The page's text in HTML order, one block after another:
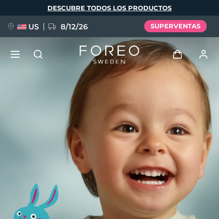
DESCUBRE TODOS LOS PRODUCTOS
US 8/12/26 SUPERVENTAS
Iniciar sesión
Perfil de usuario
Mis dispositivos
Mis pedidos
Mis direcciones
Mis suscripciones
FAQ™ Pure Beauty-Tech Elixir
BREAKING NEWS
issa™ Teeth Whitening Set
Deutsch
Español
Italiano
Português
Svenska
Русский
Türkçe
简体中文 繁體中文